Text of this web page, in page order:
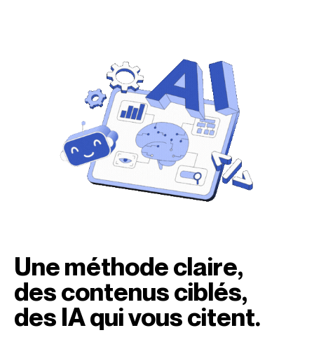
Une méthode claire,
des contenus ciblés,
des IA qui vous citent.